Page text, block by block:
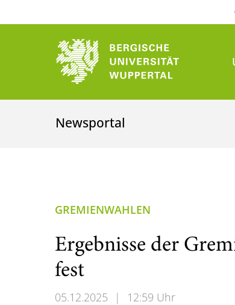
Newsportal
GREMIENWAHLEN
Ergebnisse der
fest
05.12.2025 | 12:59 Uhr